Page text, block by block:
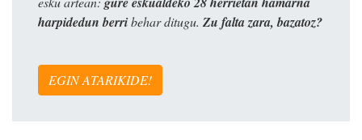
harpidedun berribehar ditugu. Zu falta zara, bazatoz?
EGIN ATARIKIDE!